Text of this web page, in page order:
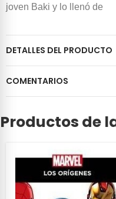
joven Baki y lo llenó de
DETALLES DEL PRODUCTO
COMENTARIOS
Productos de